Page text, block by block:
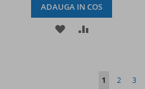
ADAUGA IN COS
ADAUGATIADAUGATI
in1 Pagina
2 3